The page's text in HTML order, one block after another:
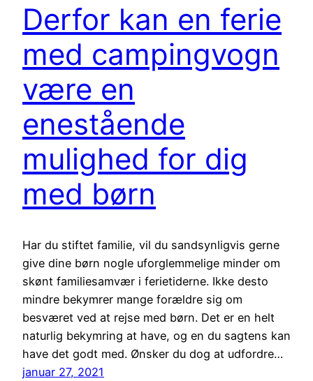
Derfor kan en ferie
med campingvogn
være en
enestående
mulighed for dig
med børn
Har du stiftet familie, vil du sandsynligvis gerne
give dine børn nogle uforglemmelige minder om
skønt familiesamvær i ferietiderne. Ikke desto
mindre bekymrer mange forældre sig om
besværet ved at rejse med børn. Det er en helt
naturlig bekymring at have, og en du sagtens kan
have det godt med. Ønsker du dog at udfordre…
januar 27, 2021